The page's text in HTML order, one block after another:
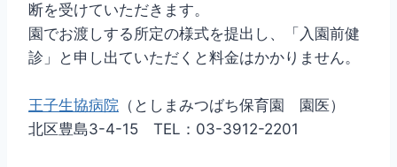
断を受けていただきます。
園でお渡しする所定の様式を提出し、「入園前健
診」と申し出ていただくと料金はかかりません。
王子生協病院 （としまみつばち保育園 園医）
北区豊島3-4-15 TEL：03-3912-2201